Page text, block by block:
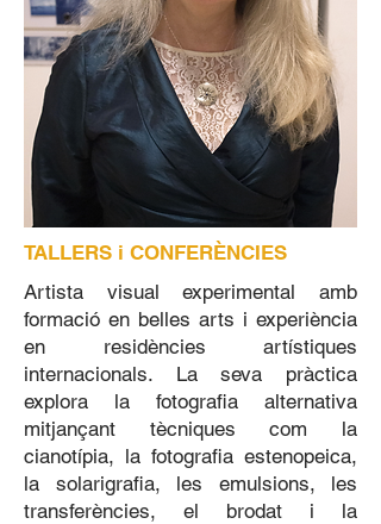
TALLERS i CONFERÈNCIES
Artista visual experimental amb
formació en belles arts i experiència
en residències artístiques
internacionals. La seva pràctica
explora la fotografia alternativa
mitjançant tècniques com la
cianotípia, la fotografia estenopeica,
la solarigrafia, les emulsions, les
transferències, el brodat i la